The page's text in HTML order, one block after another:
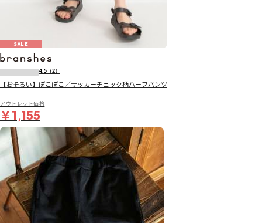
SALE
4.5 （2）
【おそろい】ぽこぽこ／サッカーチェック柄ハーフパンツ
アウトレット価格
￥1,155